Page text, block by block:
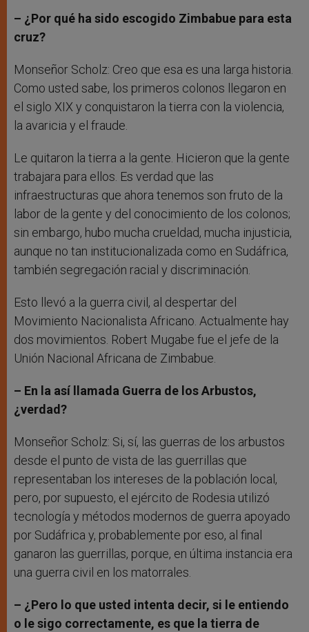
– ¿Por qué ha sido escogido Zimbabue para esta
cruz?
Monseñor Scholz: Creo que esa es una larga historia.
Como usted sabe, los primeros colonos llegaron en
el siglo XIX y conquistaron la tierra con la violencia,
la avaricia y el fraude.
Le quitaron la tierra a la gente. Hicieron que la gente
trabajara para ellos. Es verdad que las
infraestructuras que ahora tenemos son fruto de la
labor de la gente y del conocimiento de los colonos;
sin embargo, hubo mucha crueldad, mucha injusticia,
aunque no tan institucionalizada como en Sudáfrica,
también segregación racial y discriminación.
Esto llevó a la guerra civil, al despertar del
Movimiento Nacionalista Africano. Actualmente hay
dos movimientos. Robert Mugabe fue el jefe de la
Unión Nacional Africana de Zimbabue.
– En la así llamada Guerra de los Arbustos,
¿verdad?
Monseñor Scholz: Si, sí, las guerras de los arbustos
desde el punto de vista de las guerrillas que
representaban los intereses de la población local,
pero, por supuesto, el ejército de Rodesia utilizó
tecnología y métodos modernos de guerra apoyado
por Sudáfrica y, probablemente por eso, al final
ganaron las guerrillas, porque, en última instancia era
una guerra civil en los matorrales.
– ¿Pero lo que usted intenta decir, si le entiendo
o le sigo correctamente, es que la tierra de